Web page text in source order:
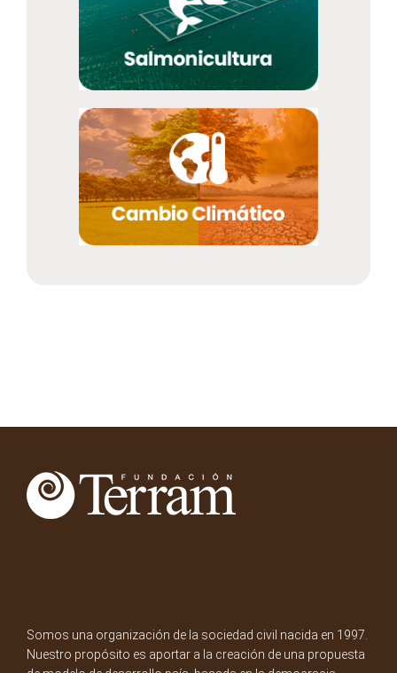
Somos una organización de la sociedad civil nacida en 1997.
Nuestro propósito es aportar a la creación de una propuesta